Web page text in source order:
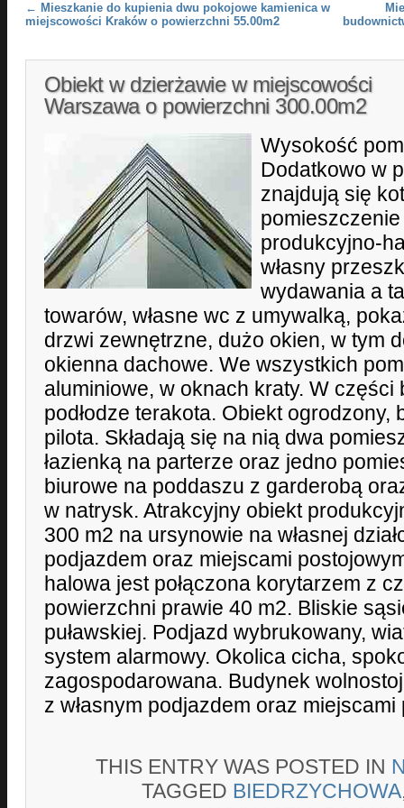
Post navigation
← Mieszkanie do kupienia dwu pokojowe kamienica w
miejscowości Kraków o powierzchni 55.00m2
Obiekt w dzierżawie w miejscowości
Warszawa o powierzchni 300.00m2
Wysokość
Dodatkowo w
znajdują się
produkcyjno-
własny
wydawania a
towarów, własne wc z umywalką,
drzwi zewnętrzne, dużo okien, w tym
okienna dachowe. We wszystkich
aluminiowe, w oknach kraty. W części
podłodze terakota. Obiekt ogrodzony,
pilota. Składają się na nią dwa
łazienką na parterze oraz jedno
biurowe na poddaszu z garderobą
w natrysk. Atrakcyjny obiekt
300 m2 na ursynowie na własnej
podjazdem oraz miejscami
halowa jest połączona korytarzem z
powierzchni prawie 40 m2. Bliskie
puławskiej. Podjazd wybrukowany,
system alarmowy. Okolica cicha,
zagospodarowana. Budynek
z własnym podjazdem oraz
THIS ENTRY WAS POSTED IN
TAGGED BIEDRZYCHOWA